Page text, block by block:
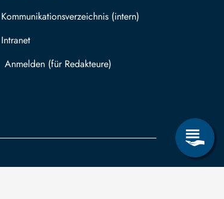
Kommunikationsverzeichnis (intern)
Intranet
Mit TUBAF Login anmelden